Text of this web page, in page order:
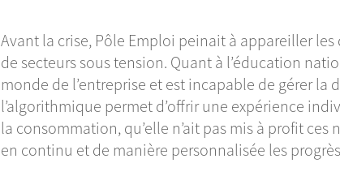
Avant la crise, Pôle Emploi peinait à appareiller
de secteurs sous tension. Quant à l’éducation
monde de l’entreprise et est incapable de gérer la
l’algorithmique permet d’offrir une expérience
la consommation, qu’elle n’ait pas mis à profit
en continu et de manière personnalisée les